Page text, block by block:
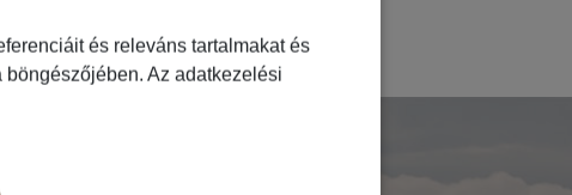
és releváns tartalmakat és
Az adatkezelési